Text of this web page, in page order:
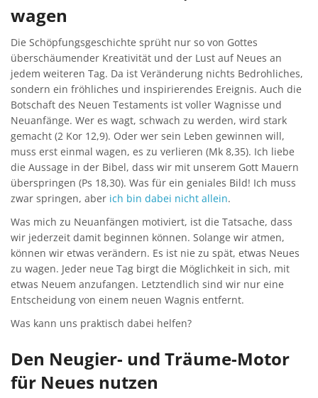
wagen
Die Schöpfungsgeschichte sprüht nur so von Gottes
überschäumender Kreativität und der Lust auf Neues an
jedem weiteren Tag. Da ist Veränderung nichts Bedrohliches,
sondern ein fröhliches und inspirierendes Ereignis. Auch die
Botschaft des Neuen Testaments ist voller Wagnisse und
Neuanfänge. Wer es wagt, schwach zu werden, wird stark
gemacht (2 Kor 12,9). Oder wer sein Leben gewinnen will,
muss erst einmal wagen, es zu verlieren (Mk 8,35). Ich liebe
die Aussage in der Bibel, dass wir mit unserem Gott Mauern
überspringen (Ps 18,30). Was für ein geniales Bild! Ich muss
zwar springen, aber ich bin dabei nicht allein.
Was mich zu Neuanfängen motiviert, ist die Tatsache, dass
wir jederzeit damit beginnen können. Solange wir atmen,
können wir etwas verändern. Es ist nie zu spät, etwas Neues
zu wagen. Jeder neue Tag birgt die Möglichkeit in sich, mit
etwas Neuem anzufangen. Letztendlich sind wir nur eine
Entscheidung von einem neuen Wagnis entfernt.
Was kann uns praktisch dabei helfen?
Den Neugier- und Träume-Motor
für Neues nutzen